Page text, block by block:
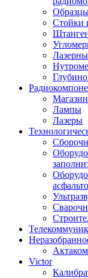
Стойки
Магазин
Лампы
Лазеры
Актаком
Victor